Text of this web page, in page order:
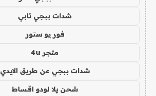
شدات ببجي تابي
فور يو ستور
متجر 4u
شدات ببجي عن طريق الايدي
شحن يلا لودو اقساط